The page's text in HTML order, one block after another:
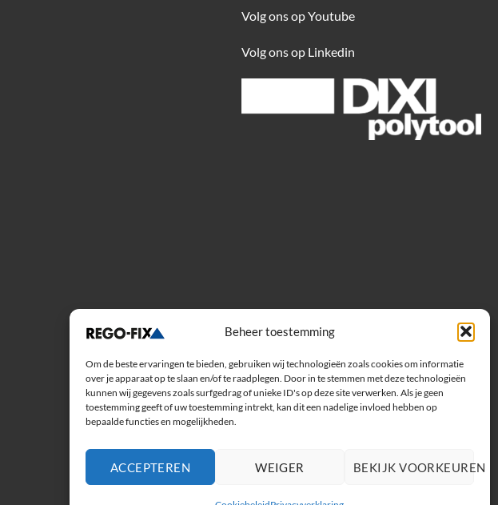
Beheer toestemming
Om de beste ervaringen te bieden, gebruiken wij technologieën zoals cookies om informatie
over je apparaat op te slaan en/of te raadplegen. Door in te stemmen met deze technologieën
kunnen wij gegevens zoals surfgedrag of unieke ID's op deze site verwerken. Als je geen
toestemming geeft of uw toestemming intrekt, kan dit een nadelige invloed hebben op
bepaalde functies en mogelijkheden.
ACCEPTEREN WEIGER BEKIJK VOORKEUREN
Volg ons op Youtube
Volg ons op Linkedin